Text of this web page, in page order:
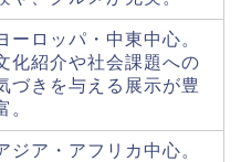
ーロッパ・中東中心。
化紹介や社会課題への
づきを与える展示が豊
。
ジア・アフリカ中心。